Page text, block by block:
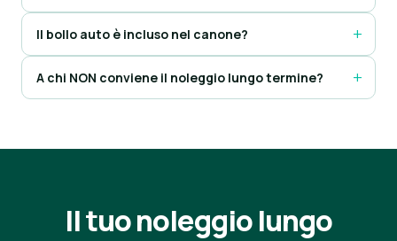
Il bollo auto è incluso nel canone?
A chi NON conviene il noleggio lungo termine?
Il tuo noleggio lungo